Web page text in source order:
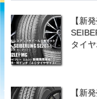
【新
タイ
【新